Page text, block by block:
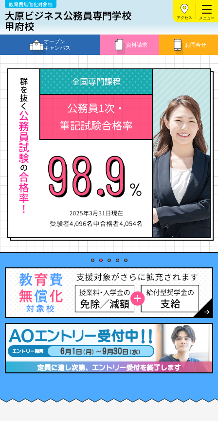
教育費無償化対象校
大原ビジネス公務員専門学校
甲府校
オープン
キャンパス
資料請求 お問合せ
アクセス